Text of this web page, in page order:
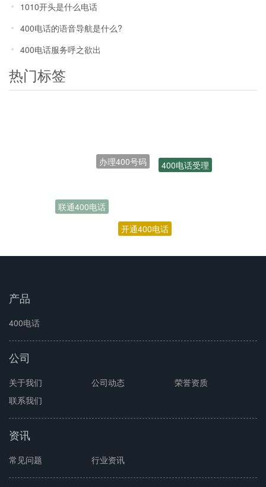
1010开头是什么电话
400电话的语音导航是什么?
400电话服务呼之欲出
热门标签
联通400电话
400电话受理
产品
400电话
公司
关于我们 公司动态
荣誉资质
联系我们
资讯
常见问题 行业资讯